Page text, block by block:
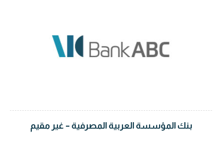
بنك المؤسسة العربية المصرفية – غير مقيم